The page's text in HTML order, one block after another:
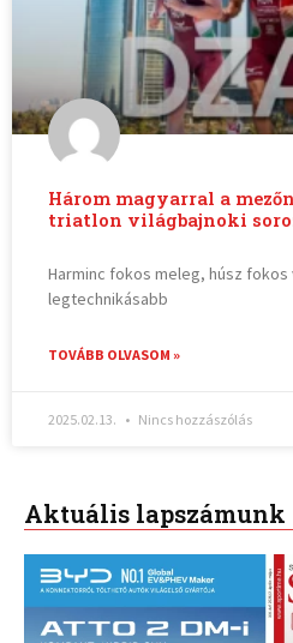
Három magyarral a
triatlon világbajnoki
Harminc fokos meleg, húsz
legtechnikásabb
TOVÁBB OLVASOM »
2025.02.13. Nincs hozzászólás
Aktuális lapszámunk